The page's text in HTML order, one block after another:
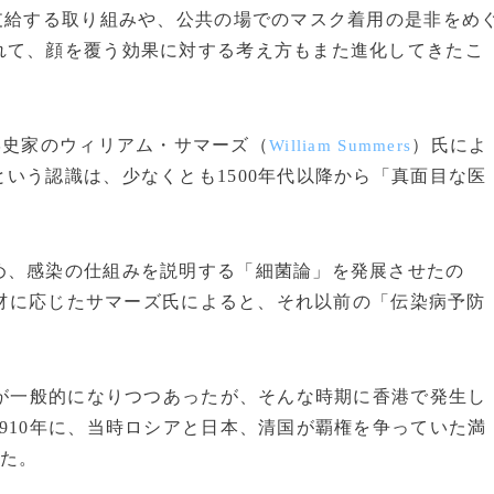
する取り組みや、公共の場でのマスク着用の是非をめ
、顔を覆う効果に対する考え方もまた進化してきたこ
家のウィリアム・サマーズ（William Summers）氏によ
う認識は、少なくとも1500年代以降から「真面目な医
感染の仕組みを説明する「細菌論」を発展させたの
応じたサマーズ氏によると、それ以前の「伝染病予防
般的になりつつあったが、そんな時期に香港で発生し
年に、当時ロシアと日本、清国が覇権を争っていた満
。